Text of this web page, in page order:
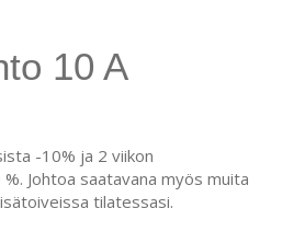
10 A
-10% ja 2 viikon
Johtoa saatavana myös muita
tilatessasi.